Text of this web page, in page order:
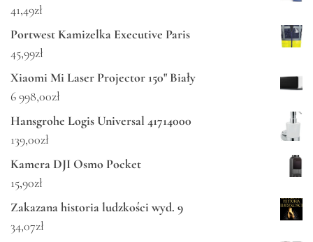
41,49zł
Portwest Kamizelka Executive Paris
45,99zł
Xiaomi Mi Laser Projector 150" Biały
6 998,00zł
Hansgrohe Logis Universal 41714000
139,00zł
Kamera DJI Osmo Pocket
15,90zł
Zakazana historia ludzkości wyd. 9
34,07zł